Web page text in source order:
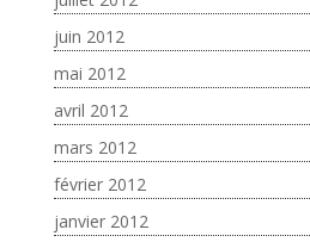
juin 2012
mai 2012
avril 2012
mars 2012
février 2012
janvier 2012